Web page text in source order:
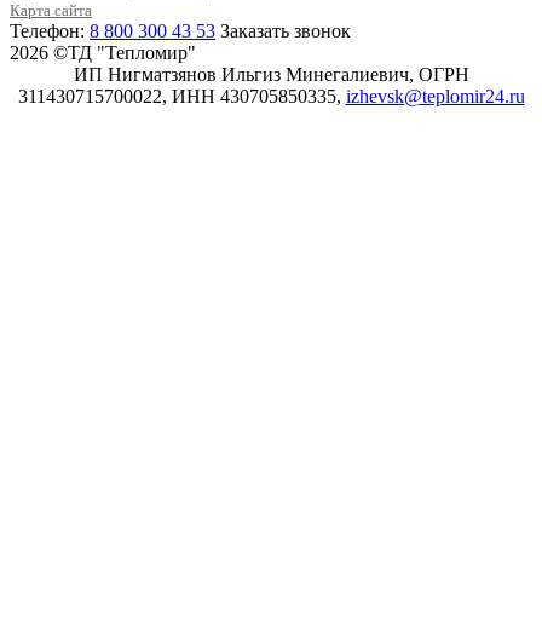
Карта сайта
Телефон: 8 800 300 43 53 Заказать звонок
2026 ©ТД "Тепломир"
ИП Нигматзянов Ильгиз Минегалиевич, ОГРН
311430715700022, ИНН 430705850335, izhevsk@teplomir24.ru